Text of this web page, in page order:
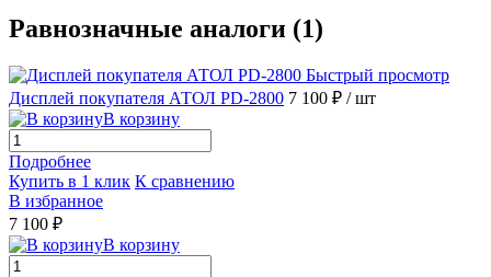
Равнозначные аналоги (1)
Быстрый просмотр
Дисплей покупателя АТОЛ PD-2800 7 100 ₽ / шт
В корзину
Подробнее
Купить в 1 клик К сравнению
В избранное
7 100 ₽
В корзину